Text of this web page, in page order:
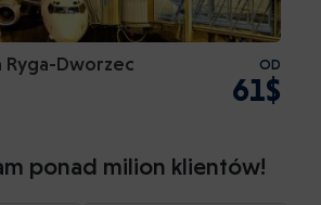
Ryga-Dworzec
OD
61$
ponad milion klientów!